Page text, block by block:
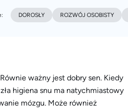
DOROSŁY ROZWÓJ OSOBISTY
ważny jest dobry sen. Kiedy
higiena snu ma natychmiastowy
mózgu. Może również